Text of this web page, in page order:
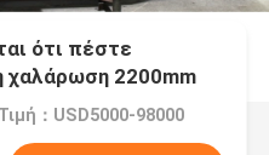
ότι πέστε
χαλάρωση 2200mm
Τιμή：USD5000-98000